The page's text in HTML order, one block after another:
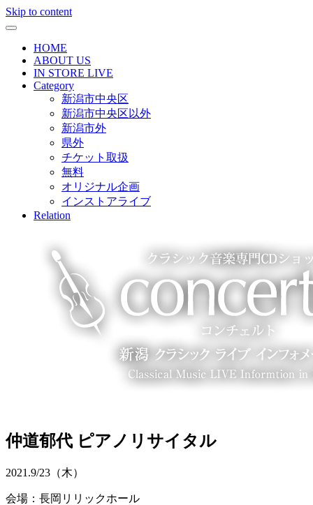
Skip to content
HOME
ABOUT US
IN STORE LIVE
Category
新潟市中央区
新潟市中央区以外
新潟市外
県外
チケット取扱
無料
オリジナル企画
インストアライブ
Relation
仲道郁代 ピアノリサイタル
2021.9/23 （木）
会場：長岡リリックホール